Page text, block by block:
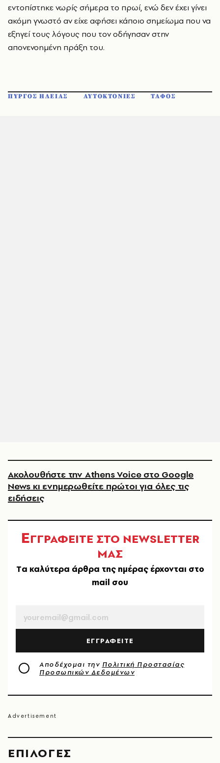
EΠΙΛΟΓΈΣ
εντοπίστηκε νωρίς σήμερα το πρωί, ενώ δεν έχει γίνει
ακόμη γνωστό αν είχε αφήσει κάποιο σημείωμα που να
εξηγεί τους λόγους που τον οδήγησαν στην
απονενοημένη πράξη του.
ΠΥΡΓΟΣ ΗΛΕΙΑΣ ΑΥΤΟΚΤΟΝΙΕΣ ΤΑΦΟΣ
Ακολουθήστε την Athens Voice στο Google
News κι ενημερωθείτε πρώτοι για όλες τις
ειδήσεις
ΕΓΓΡΑΦΕΙΤΕ ΣΤΟ NEWSLETTER
ΜΑΣ
Tα καλύτερα άρθρα της ημέρας έρχονται στο
mail σου
ΕΓΓΡΑΦΕΙΤΕ
Αποδέχομαι την Πολιτική Προστασίας
Προσωπικών Δεδομένων